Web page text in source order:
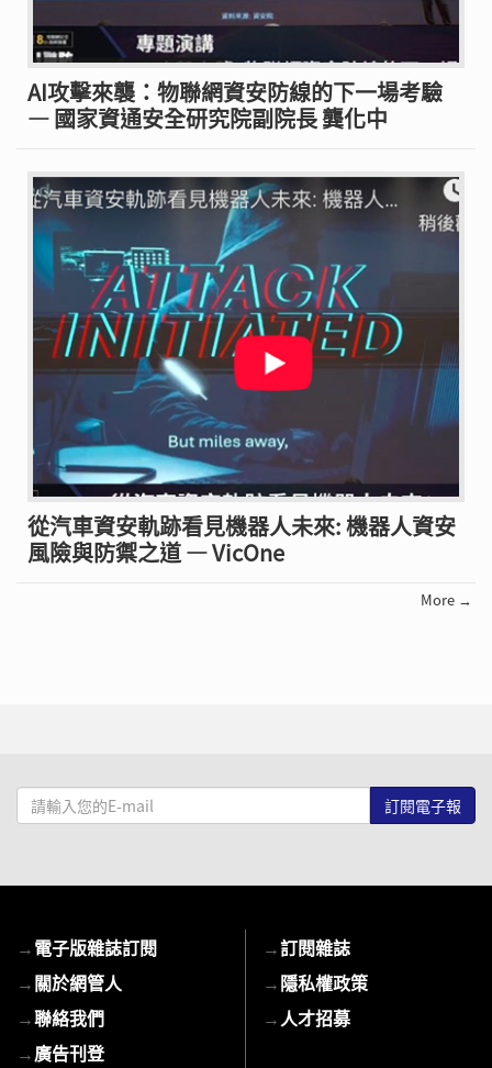
AI攻擊來襲：物聯網資安防線的下一場考驗
— 國家資通安全研究院副院長 龔化中
從汽車資安軌跡看見機器人未來: 機器人資安
風險與防禦之道 — VicOne
More →
請
輸
mail
→電子版雜誌訂閱
→關於網管人
→聯絡我們
→廣告刊登
→訂閱雜誌
→隱私權政策
→人才招募